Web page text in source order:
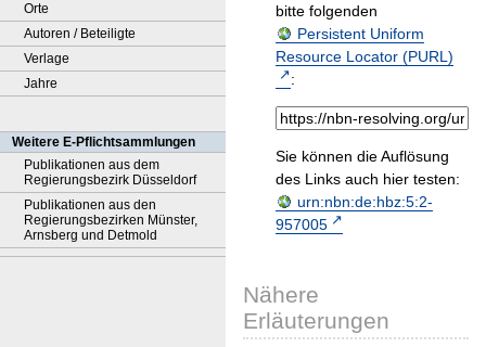
Orte
Autoren / Beteiligte
Verlage
Jahre
Weitere E-Pflichtsammlungen
Publikationen aus dem
Regierungsbezirk Düsseldorf
Publikationen aus den
Regierungsbezirken Münster,
Arnsberg und Detmold
bitte folgenden
Persistent Uniform
Resource Locator (PURL)
:
Sie können die Auflösung
des Links auch hier testen:
urn:nbn:de:hbz:5:2-
957005
Nähere
Erläuterungen